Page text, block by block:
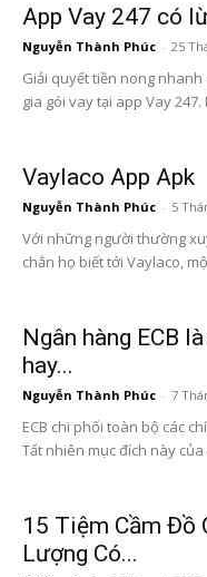
App Vay 247 có
Nguyễn Thành Phúc - 25
Giải quyết tiền nong nhanh
gia gói vay tại app Vay
Vaylaco App Apk
Nguyễn Thành Phúc - 5
Với những người thường
chắn họ biết tới Vaylaco,
Ngân hàng ECB
hay...
Nguyễn Thành Phúc - 7
ECB chi phối toàn bộ các
Tất nhiên mục đích này
15 Tiệm Cầm Đồ
Lượng Có...